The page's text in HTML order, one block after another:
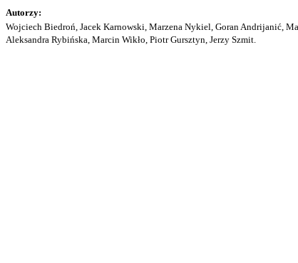
Autorzy:
Wojciech Biedroń, Jacek Karnowski, Marzena Nykiel, Goran Andrijanić,
Aleksandra Rybińska, Marcin Wikło, Piotr Gursztyn, Jerzy Szmit.